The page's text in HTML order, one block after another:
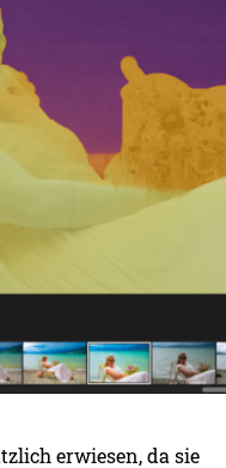
erwiesen, da sie